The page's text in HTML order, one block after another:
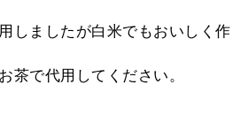
しましたが白米でもおいしく作
茶で代用してください。